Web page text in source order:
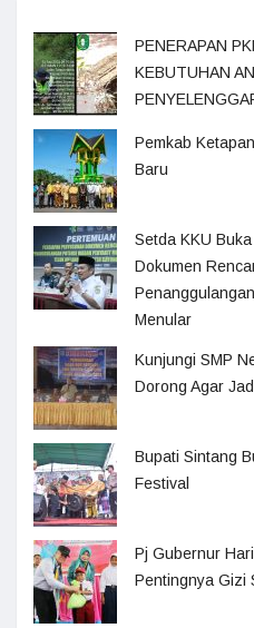
PENERAPAN
KEBUTUHAN
Pemkab
Baru
Setda KKU
Dokumen
Menular
Kunjungi SMP
Dorong Agar
Bupati Sintang
Festival
Pj Gubernur
Pentingnya Gizi